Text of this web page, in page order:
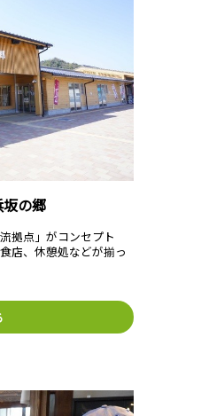
の郷
拠点」がコンセプト
店、休憩処などが揃っ